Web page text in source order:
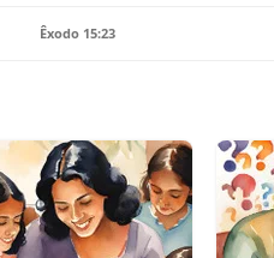
Êxodo 15:23